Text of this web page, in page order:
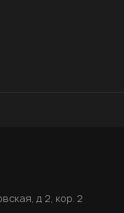
д 2, кор. 2